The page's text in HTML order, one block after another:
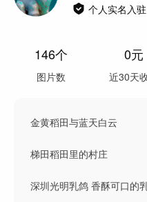
个人实名入驻
146个
图片数
0元
近30天
金黄稻田与蓝天白云
梯田稻田里的村庄
深圳光明乳鸽 香酥可口的